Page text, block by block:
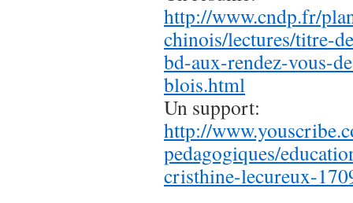
http://www.cndp.fr/
chinois/lectures/titre-
bd-aux-rendez-vous-
blois.html
Un support:
http://
pedagogiques/
cristhine-lecureux-